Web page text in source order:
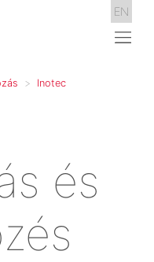
EN
Inotec
és